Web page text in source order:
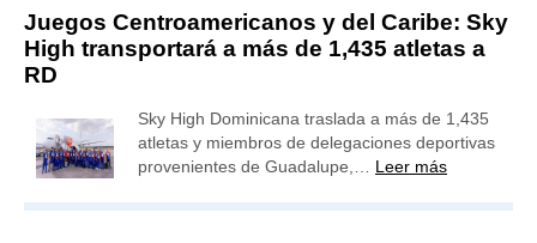
Juegos Centroamericanos y del Caribe: Sky
High transportará a más de 1,435 atletas a
RD
Sky High Dominicana traslada a más de 1,435
atletas y miembros de delegaciones deportivas
provenientes de Guadalupe,… Leer más